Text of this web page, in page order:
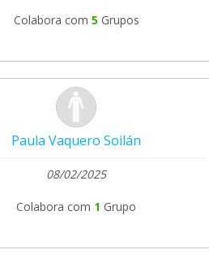
Colabora com 5 Grupos
Paula Vaquero Soilán
08/02/2025
Colabora com 1 Grupo